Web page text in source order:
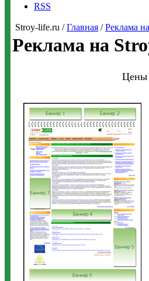
RSS
Stroy-life.ru /Главная /Реклама
Реклама на
Цены